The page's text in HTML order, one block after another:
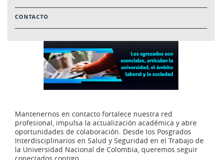
CONTACTO
Mantenernos en contacto fortalece nuestra red
profesional, impulsa la actualización académica y abre
oportunidades de colaboración. Desde los Posgrados
Interdisciplinarios en Salud y Seguridad en el Trabajo de
la Universidad Nacional de Colombia, queremos seguir